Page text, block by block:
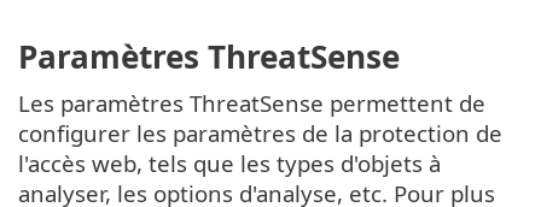
Paramètres ThreatSense
Les paramètres ThreatSense permettent de
configurer les paramètres de la protection de
l'accès web, tels que les types d'objets à
analyser, les options d'analyse, etc. Pour plus